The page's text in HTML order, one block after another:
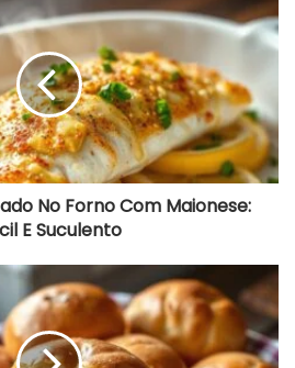
No Forno Com Maionese:
E Suculento